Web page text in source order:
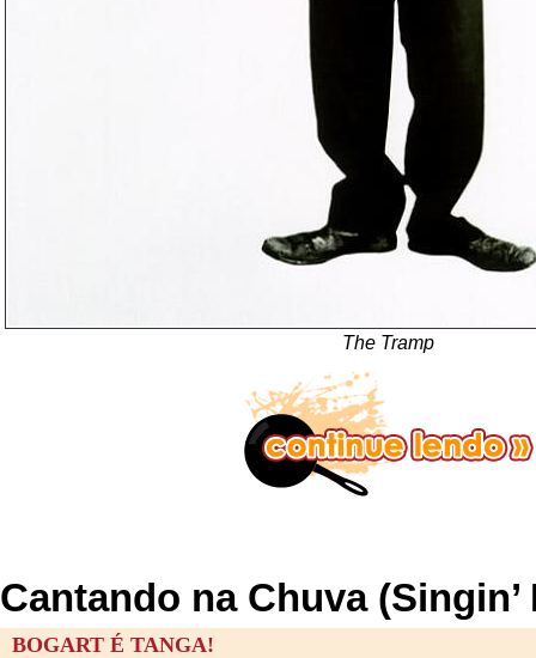
The Tramp
Cantando na Chuva (Singin’
BOGART É TANGA!